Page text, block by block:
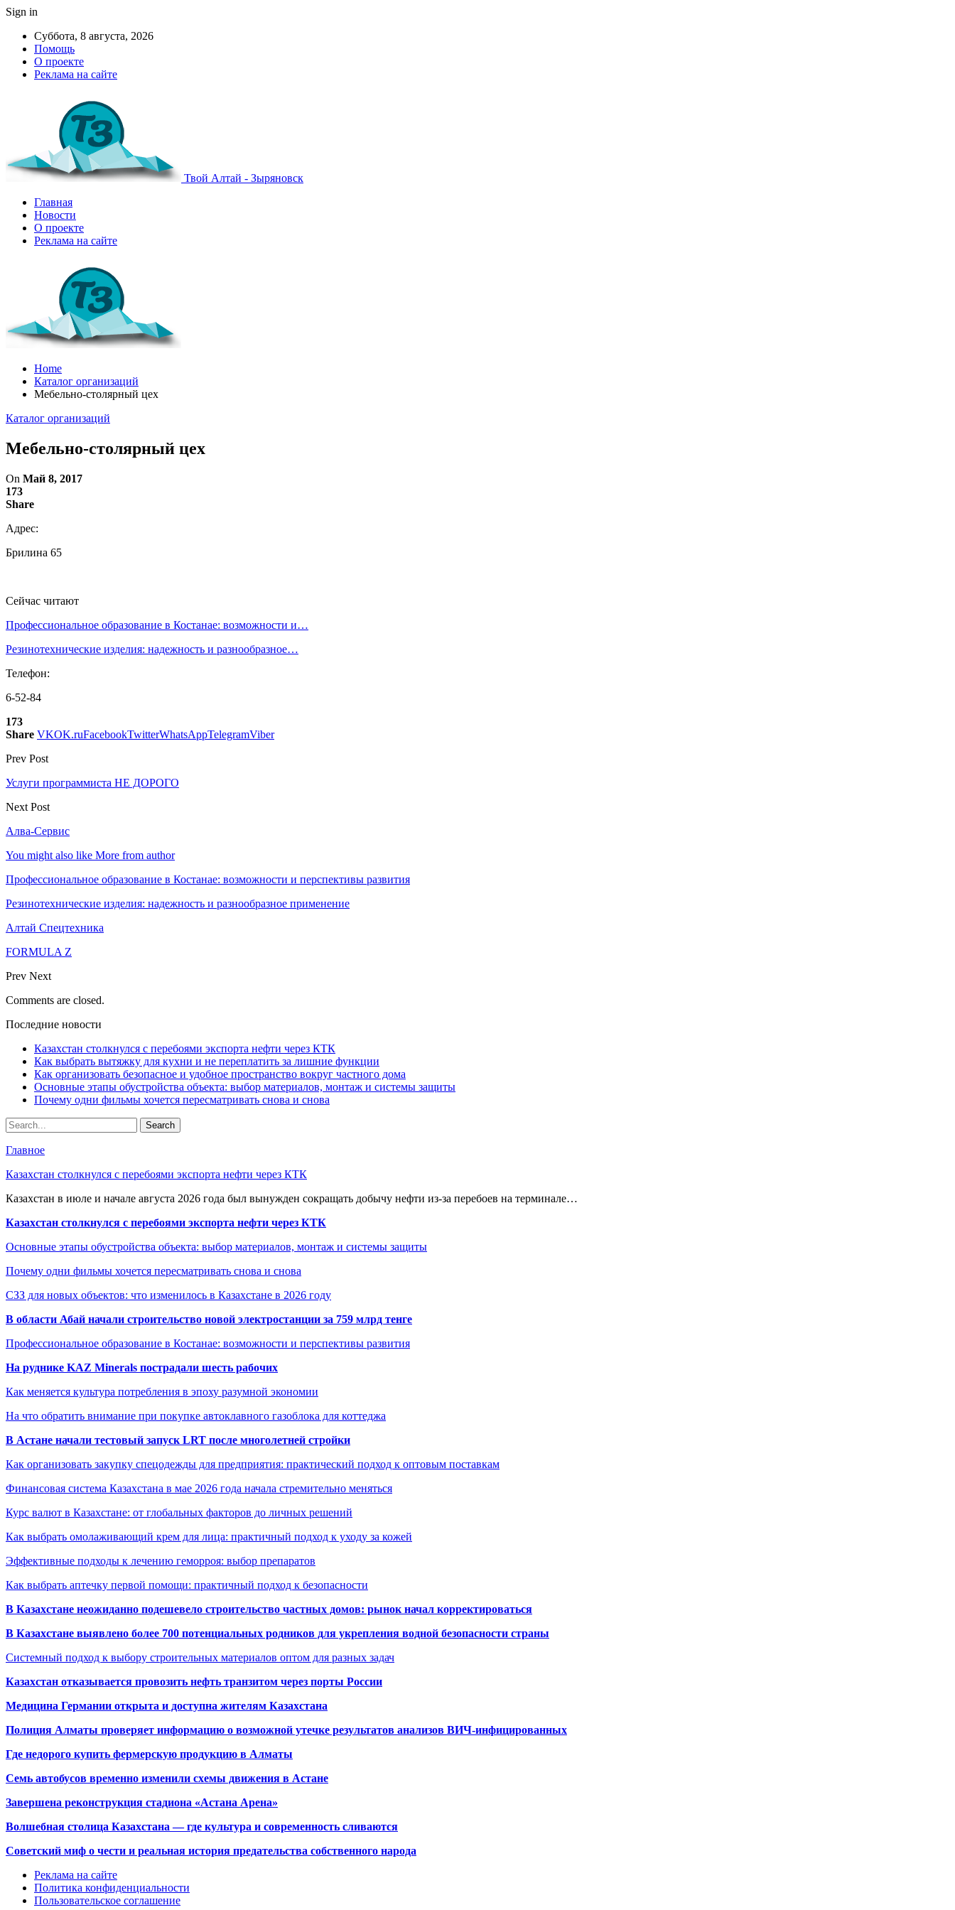
Sign in
Суббота, 8 августа, 2026
Помощь
О проекте
Реклама на сайте
Твой Алтай - Зыряновск
Главная
Новости
О проекте
Реклама на сайте
Home
Каталог организаций
Мебельно-столярный цех
Каталог организаций
Мебельно-столярный цех
On Май 8, 2017
173
Share
Адрес:
Брилина 65
Сейчас читают
Профессиональное образование в Костанае: возможности и…
Резинотехнические изделия: надежность и разнообразное…
Телефон:
6-52-84
173
Share VKOK.ruFacebookTwitterWhatsAppTelegramViber
Prev Post
Услуги программиста НЕ ДОРОГО
Next Post
Алва-Сервис
You might also like More from author
Профессиональное образование в Костанае: возможности и перспективы развития
Резинотехнические изделия: надежность и разнообразное применение
Алтай Спецтехника
FORMULA Z
Prev Next
Comments are closed.
Последние новости
Казахстан столкнулся с перебоями экспорта нефти через КТК
Как выбрать вытяжку для кухни и не переплатить за лишние функции
Как организовать безопасное и удобное пространство вокруг частного дома
Основные этапы обустройства объекта: выбор материалов, монтаж и системы защиты
Почему одни фильмы хочется пересматривать снова и снова
Главное
Казахстан столкнулся с перебоями экспорта нефти через КТК
Казахстан в июле и начале августа 2026 года был вынужден сокращать добычу нефти из-за перебоев на терминале…
Казахстан столкнулся с перебоями экспорта нефти через КТК
Основные этапы обустройства объекта: выбор материалов, монтаж и системы защиты
Почему одни фильмы хочется пересматривать снова и снова
СЗЗ для новых объектов: что изменилось в Казахстане в 2026 году
В области Абай начали строительство новой электростанции за 759 млрд тенге
Профессиональное образование в Костанае: возможности и перспективы развития
На руднике KAZ Minerals пострадали шесть рабочих
Как меняется культура потребления в эпоху разумной экономии
На что обратить внимание при покупке автоклавного газоблока для коттеджа
В Астане начали тестовый запуск LRT после многолетней стройки
Как организовать закупку спецодежды для предприятия: практический подход к оптовым поставкам
Финансовая система Казахстана в мае 2026 года начала стремительно меняться
Курс валют в Казахстане: от глобальных факторов до личных решений
Как выбрать омолаживающий крем для лица: практичный подход к уходу за кожей
Эффективные подходы к лечению геморроя: выбор препаратов
Как выбрать аптечку первой помощи: практичный подход к безопасности
В Казахстане неожиданно подешевело строительство частных домов: рынок начал корректироваться
В Казахстане выявлено более 700 потенциальных родников для укрепления водной безопасности страны
Системный подход к выбору строительных материалов оптом для разных задач
Казахстан отказывается провозить нефть транзитом через порты России
Медицина Германии открыта и доступна жителям Казахстана
Полиция Алматы проверяет информацию о возможной утечке результатов анализов ВИЧ-инфицированных
Где недорого купить фермерскую продукцию в Алматы
Семь автобусов временно изменили схемы движения в Астане
Завершена реконструкция стадиона «Астана Арена»
Волшебная столица Казахстана — где культура и современность сливаются
Советский миф о чести и реальная история предательства собственного народа
Реклама на сайте
Политика конфиденциальности
Пользовательское соглашение